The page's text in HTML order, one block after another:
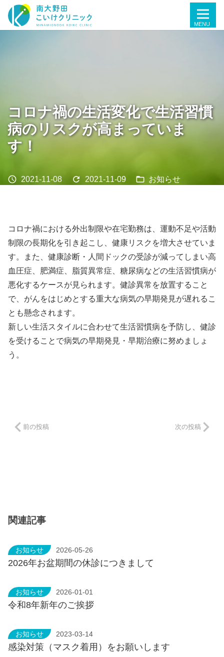
コロナ禍の生活変化で生活習慣
病のリスクが高まっていま
す！
schedule 2021-11-08 refresh 2021-11-09 folder_open お知らせ
コロナ禍における外出制限や在宅勤務は、運動不足や活動
制限の長期化を引き起こし、健康リスクを増大させていま
す。また、健康診断・人間ドックの受診が減ってしまい高
血圧症、肥満症、脂質異常症、糖尿病などの生活習慣病が
悪化するケースが見られます。健診異常を放置すること
で、がんをはじめとする重大な病気の早期発見が遅れるこ
とも懸念されます。
新しい生活スタイルに合わせて生活習慣病を予防し、健診
を受けることで病気の早期発見・早期治療に努めましょ
う。
前の投稿 次の投稿
関連記事
お知らせ 2026-05-26
2026年お盆期間の休診につきまして
お知らせ 2026-01-01
令和8年新年のご挨拶
お知らせ 2023-03-14
感染対策（マスク着用）をお願いします